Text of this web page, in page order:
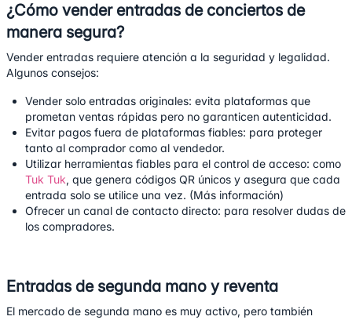
¿Cómo vender entradas de conciertos de
manera segura?
Vender entradas requiere atención a la seguridad y legalidad.
Algunos consejos:
Vender solo entradas originales: evita plataformas que
prometan ventas rápidas pero no garanticen autenticidad.
Evitar pagos fuera de plataformas fiables: para proteger
tanto al comprador como al vendedor.
Utilizar herramientas fiables para el control de acceso: como
Tuk Tuk, que genera códigos QR únicos y asegura que cada
entrada solo se utilice una vez. (Más información)
Ofrecer un canal de contacto directo: para resolver dudas de
los compradores.
Entradas de segunda mano y reventa
El mercado de segunda mano es muy activo, pero también